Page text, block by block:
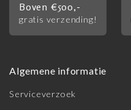
Boven €500,-
gratis verzending!
Algemene informatie
Serviceverzoek